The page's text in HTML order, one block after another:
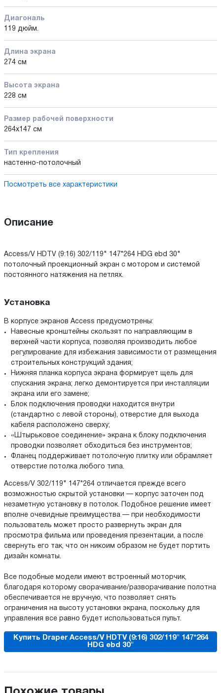
Диагональ
119 дюйм.
Длина экрана
274 см
Высота экрана
228 см
Размер рабочей поверхности
264x147 см
Тип крепления
настенно-потолочный
Посмотреть все характеристики
Описание
Access/V HDTV (9:16) 302/119" 147*264 HDG ebd 30"
потолочный проекционный экран с мотором и системой
постоянного натяжения на петлях.
Установка
В корпусе экранов Access предусмотрены:
Навесные кронштейны скользят по направляющим в
верхней части корпуса, позволяя производить любое
регулирование для избежания зависимости от размещения
строительных конструкций здания;
Нижняя планка корпуса экрана формирует щель для
спускания экрана; легко демонтируется при инсталляции
экрана или его замене;
Блок подключения проводки находится внутри
(стандартно с левой стороны), отверстие для выхода
кабеля расположено сверху;
«Штырьковое соединение» экрана к блоку подключения
проводки позволяет обходиться без инструментов;
Фланец поддерживает потолочную плитку или обрамляет
отверстие потолка любого типа.
Access/V 302/119" 147*264 отличается прежде всего
возможностью скрытой установки — корпус заточен под
незаметную установку в потолок. Подобное решение имеет
вполне очевидные преимущества — при необходимости
пользователь может просто развернуть экран для
просмотра фильма или проведения презентации, а после
свернуть его так, что он никоим образом не будет портить
дизайн комнаты.
Все подобные модели имеют встроенный моторчик,
благодаря которому сворачивание/разворачивание полотна
обеспечивается не вручную, что позволяет снять
ограничения на высоту установки экрана, поскольку для
управления все равно будет использоваться пульт.
Купить Draper Access/V HDTV (9:16) 302/119" 147*264
HDG ebd 30"